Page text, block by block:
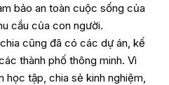
bảo an toàn cuộc sống của
cầu của con người.
cũng đã có các dự án, kế
thành phố thông minh. Vì
học tập, chia sẻ kinh nghiệm,